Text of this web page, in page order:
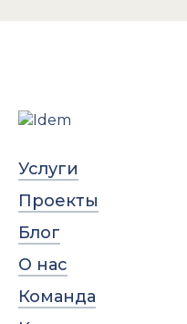
Услуги
Проекты
Блог
О нас
Команда